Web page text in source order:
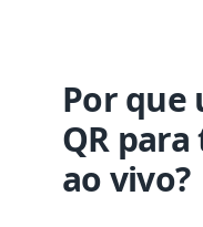
Por que
QR
ao vivo?